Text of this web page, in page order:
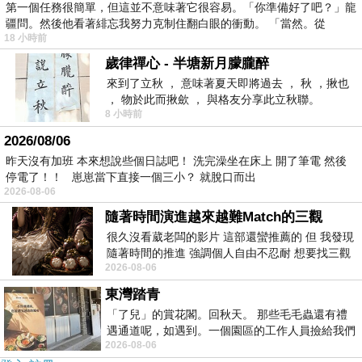
堅定的誓盟。
數算從妳而來的上帝恩典，
妳聰穎賢慧，持家有道， 在數字與理性的經緯
間，妳安靜地佈局， 理財的智慧巧思 ，帶給我
們一家的生活能細水長流， 餘慶豐饒，歲月無
憂。
妳相夫教子，如溫潤春雨， 兒子邁問的成長，是
妳最引以為傲的作品。 無論是學業上的卓越，還
是那份對美學創意的靈敏， 每一處生輝的學習履
歷細節， 都是妳在無數個午後，用全心澆灌出的
生命之花。
我妻，始終依舊如此美麗， 如同上帝的祝福，及
我們永不凋謝的初心， 美麗的、優雅著，在時光
的長河裡閃爍。
而我的愛，卻總如藏在柴米油鹽裡的默默守候，
第一個任務很簡單，但這並不意味著它很容易。「你準備好了吧？」龍
疆問。然後他看著緋忘我努力克制住翻白眼的衝動。 「當然。從
18 小時前
歲律禪心 - 半塘新月朦朧醉
來到了立秋 ， 意味著夏天即將過去 ， 秋 ，揪也
， 物於此而揪歛 ， 與格友分享此立秋聯。
8 小時前
2026/08/06
昨天沒有加班 本來想說些個日誌吧！ 洗完澡坐在床上 開了筆電 然後
停電了！！ 崽崽當下直接一個三小？ 就脫口而出
2026-08-06
隨著時間演進越來越難Match的三觀
很久沒看葳老闆的影片 這部還蠻推薦的 但 我發現
隨著時間的推進 強調個人自由不忍耐 想要找三觀
接近的不要說對象 連朋友都超
2026-08-06
東灣踏青
「了兒」的賞花閣。回秋天。 那些毛毛蟲還有禮
遇通道呢，如遇到。一個園區的工作人員撿給我們
細賞。
2026-08-06